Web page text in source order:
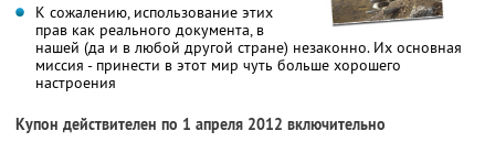
К сожалению, использование этих
прав как реального документа, в
нашей (да и в любой другой стране) незаконно. Их основная
миссия - принести в этот мир чуть больше хорошего
настроения
Купон действителен по 1 апреля 2012 включительно